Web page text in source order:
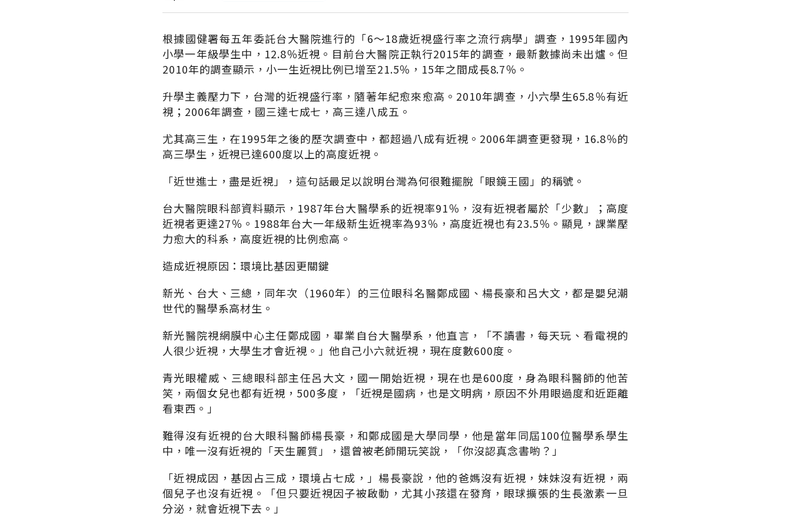
根據國健署每五年委託台大醫院進行的「6～18歲近視盛行率之流行病學」調查，1995年國內
小學一年級學生中，12.8％近視。目前台大醫院正執行2015年的調查，最新數據尚未出爐。但
2010年的調查顯示，小一生近視比例已增至21.5％，15年之間成長8.7％。
升學主義壓力下，台灣的近視盛行率，隨著年紀愈來愈高。2010年調查，小六學生65.8％有近
視；2006年調查，國三達七成七，高三達八成五。
尤其高三生，在1995年之後的歷次調查中，都超過八成有近視。2006年調查更發現，16.8％的
高三學生，近視已達600度以上的高度近視。
「近世進士，盡是近視」，這句話最足以說明台灣為何很難擺脫「眼鏡王國」的稱號。
台大醫院眼科部資料顯示，1987年台大醫學系的近視率91％，沒有近視者屬於「少數」；高度
近視者更達27％。1988年台大一年級新生近視率為93％，高度近視也有23.5％。顯見，課業壓
力愈大的科系，高度近視的比例愈高。
造成近視原因：環境比基因更關鍵
新光、台大、三總，同年次（1960年）的三位眼科名醫鄭成國、楊長豪和呂大文，都是嬰兒潮
世代的醫學系高材生。
新光醫院視網膜中心主任鄭成國，畢業自台大醫學系，他直言，「不讀書，每天玩、看電視的
人很少近視，大學生才會近視。」他自己小六就近視，現在度數600度。
青光眼權威、三總眼科部主任呂大文，國一開始近視，現在也是600度，身為眼科醫師的他苦
笑，兩個女兒也都有近視，500多度，「近視是國病，也是文明病，原因不外用眼過度和近距離
看東西。」
難得沒有近視的台大眼科醫師楊長豪，和鄭成國是大學同學，他是當年同屆100位醫學系學生
中，唯一沒有近視的「天生麗質」，還曾被老師開玩笑說，「你沒認真念書喲？」
「近視成因，基因占三成，環境占七成，」楊長豪說，他的爸媽沒有近視，妹妹沒有近視，兩
個兒子也沒有近視。「但只要近視因子被啟動，尤其小孩還在發育，眼球擴張的生長激素一旦
分泌，就會近視下去。」